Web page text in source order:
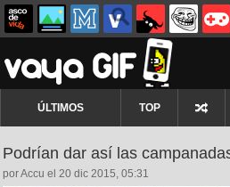
ÚLTIMOS TOP
Podrían dar así las
por Accu el 20 dic 2015, 05:31